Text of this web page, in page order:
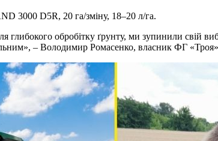
3000 D5R, 20 га/зміну, 18–20 л/га.
глибокого обробітку ґрунту, ми зупинили свій
– Володимир Ромасенко, власник ФГ